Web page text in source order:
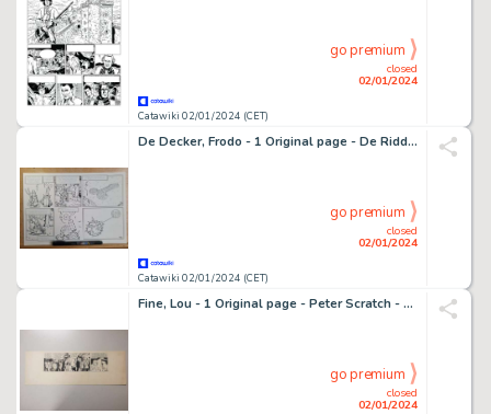
Catawiki 02/01/2024 (CET)
closed
02/01/2024
go premium
De Decker, Frodo - 1 Original page - De Ridder - Aliens - 2023
Catawiki 02/01/2024 (CET)
closed
02/01/2024
go premium
Fine, Lou - 1 Original page - Peter Scratch - 1966
closed
02/01/2024
go premium